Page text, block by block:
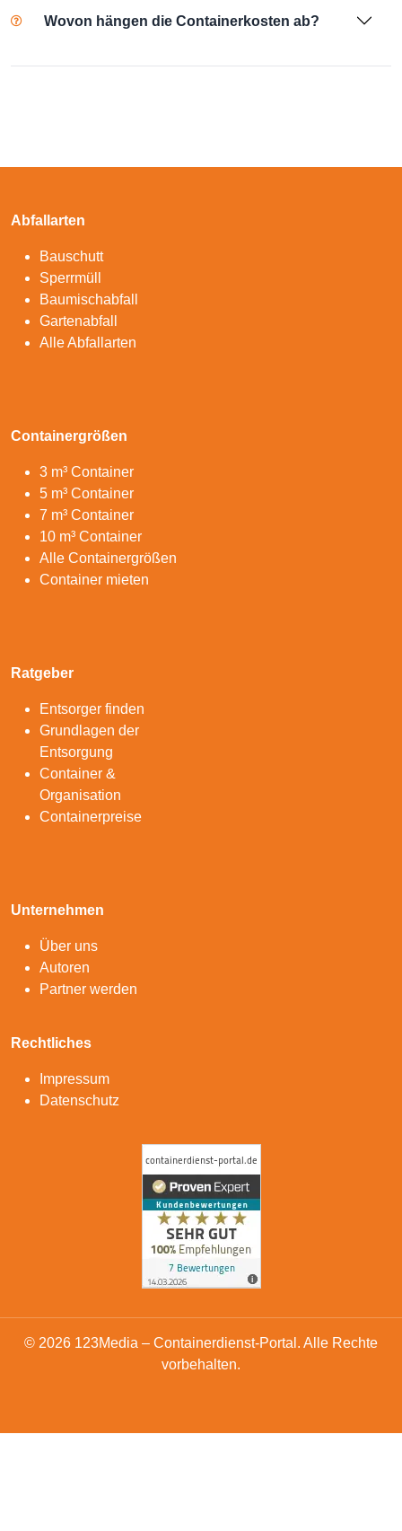
Wovon hängen die Containerkosten ab?
Abfallarten
Bauschutt
Sperrmüll
Baumischabfall
Gartenabfall
Alle Abfallarten
Containergrößen
3 m³ Container
5 m³ Container
7 m³ Container
10 m³ Container
Alle Containergrößen
Container mieten
Ratgeber
Entsorger finden
Grundlagen der
Entsorgung
Container &
Organisation
Containerpreise
Unternehmen
Über uns
Autoren
Partner werden
Rechtliches
Impressum
Datenschutz
© 2026 123Media – Containerdienst-Portal. Alle Rechte
vorbehalten.